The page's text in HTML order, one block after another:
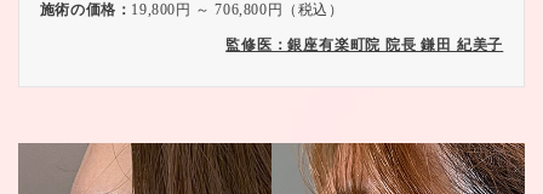
施術の価格： 19,800円 ～ 706,800円（税込）
監修医：銀座有楽町院 院長 鎌田 紀美子